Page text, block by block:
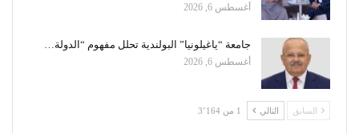
أغسطس 6, 2026
جامعة “ياغيلونيا” البولندية تحلل مفهوم “الدولة…
أغسطس 6, 2026
السابق التالي 1 من 3٬164